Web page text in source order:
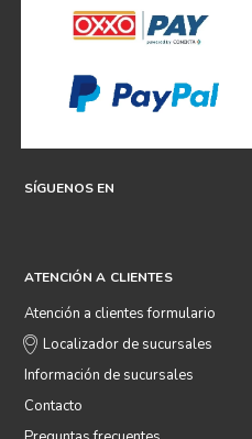
SÍGUENOS EN
ATENCIÓN A CLIENTES
Atención a clientes formulario
Localizador de sucursales
Información de sucursales
Contacto